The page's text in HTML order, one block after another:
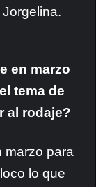
en marzo
tema de
al rodaje?
marzo para
lo que